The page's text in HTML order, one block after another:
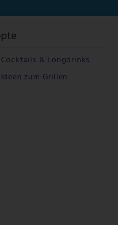
& Longdrinks
zum Grillen